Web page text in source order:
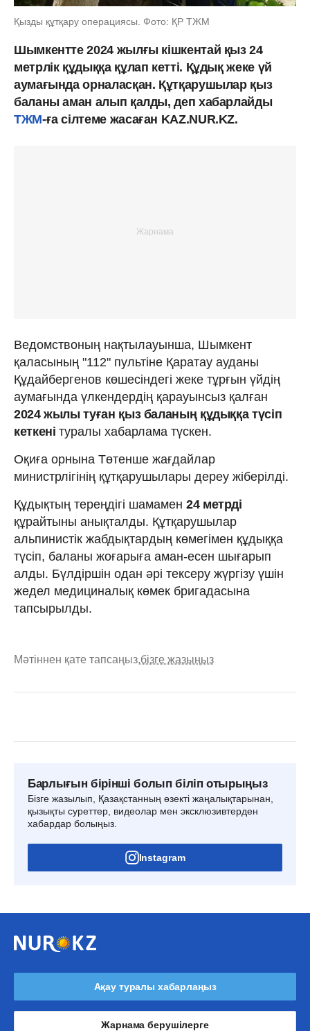
Қызды құтқару операциясы. Фото: ҚР ТЖМ
Шымкентте 2024 жылғы кішкентай қыз 24
метрлік құдыққа құлап кетті. Құдық жеке үй
аумағында орналасқан. Құтқарушылар қыз
баланы аман алып қалды, деп хабарлайды
ТЖМ-ға сілтеме жасаған KAZ.NUR.KZ.
Ведомствоның нақтылауынша, Шымкент
қаласының "112" пультіне Қаратау ауданы
Құдайбергенов көшесіндегі жеке тұрғын үйдің
аумағында үлкендердің қарауынсыз қалған
2024 жылы туған қыз баланың құдыққа түсіп
кеткені туралы хабарлама түскен.
Оқиға орнына Төтенше жағдайлар
министрлігінің құтқарушылары дереу жіберілді.
Құдықтың тереңдігі шамамен 24 метрді
құрайтыны анықталды. Құтқарушылар
альпинистік жабдықтардың көмегімен құдыққа
түсіп, баланы жоғарыға аман-есен шығарып
алды. Бүлдіршін одан әрі тексеру жүргізу үшін
жедел медициналық көмек бригадасына
тапсырылды.
Мәтіннен қате тапсаңыз,бізге жазыңыз
Барлығын бірінші болып біліп отырыңыз
Бізге жазылып, Қазақстанның өзекті жаңалықтарынан,
қызықты суреттер, видеолар мен эксклюзивтерден
хабардар болыңыз.
Instagram
Ақау туралы хабарлаңыз
Жарнама берушілерге